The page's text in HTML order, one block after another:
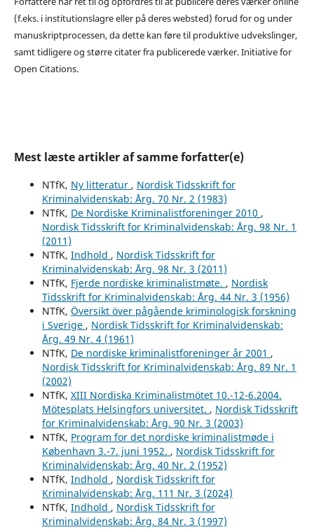
(f.eks. i institutionslagre eller på deres websted) forud for og under
manuskriptprocessen, da dette kan føre til produktive udvekslinger,
samt tidligere og større citater fra publicerede værker. Initiative for
Open Citations.
Mest læste artikler af samme forfatter(e)
NTfK, Ny litteratur , Nordisk Tidsskrift for
Kriminalvidenskab: Årg. 70 Nr. 2 (1983)
NTfK, De Nordiske Kriminalistforeninger 2010 ,
Nordisk Tidsskrift for Kriminalvidenskab: Årg. 98 Nr. 1
(2011)
NTfK, Indhold , Nordisk Tidsskrift for
Kriminalvidenskab: Årg. 98 Nr. 3 (2011)
NTfK, Fjerde nordiske kriminalistmøte. , Nordisk
Tidsskrift for Kriminalvidenskab: Årg. 44 Nr. 3 (1956)
NTfK, Översikt över pågående kriminologisk forskning
i Sverige , Nordisk Tidsskrift for Kriminalvidenskab:
Årg. 49 Nr. 4 (1961)
NTfK, De nordiske kriminalistforeninger år 2001 ,
Nordisk Tidsskrift for Kriminalvidenskab: Årg. 89 Nr. 1
(2002)
NTfK, XIII Nordiska Kriminalistmötet 10.-12-6.2004.
Mötesplats Helsingfors universitet. , Nordisk Tidsskrift
for Kriminalvidenskab: Årg. 90 Nr. 3 (2003)
NTfK, Program for det nordiske kriminalistmøde i
København 3.-7. juni 1952. , Nordisk Tidsskrift for
Kriminalvidenskab: Årg. 40 Nr. 2 (1952)
NTfK, Indhold , Nordisk Tidsskrift for
Kriminalvidenskab: Årg. 111 Nr. 3 (2024)
NTfK, Indhold , Nordisk Tidsskrift for
Kriminalvidenskab: Årg. 84 Nr. 3 (1997)